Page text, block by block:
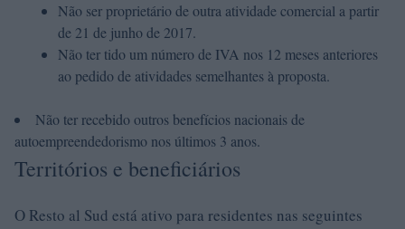
Não ser proprietário de outra atividade comercial a partir
de 21 de junho de 2017.
Não ter tido um número de IVA nos 12 meses anteriores
ao pedido de atividades semelhantes à proposta.
Não ter recebido outros benefícios nacionais de
autoempreendedorismo nos últimos 3 anos.
Territórios e beneficiários
O Resto al Sud está ativo para residentes nas seguintes